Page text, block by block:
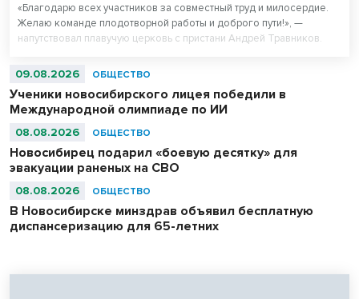
«Благодарю всех участников за совместный труд и милосердие.
Желаю команде плодотворной работы и доброго пути!», —
напутствовал плавучую церковь с пристани Андрей Травников.
09.08.2026 ОБЩЕСТВО
Ученики новосибирского лицея победили в
Международной олимпиаде по ИИ
08.08.2026 ОБЩЕСТВО
Новосибирец подарил «боевую десятку» для
эвакуации раненых на СВО
08.08.2026 ОБЩЕСТВО
В Новосибирске минздрав объявил бесплатную
диспансеризацию для 65-летних